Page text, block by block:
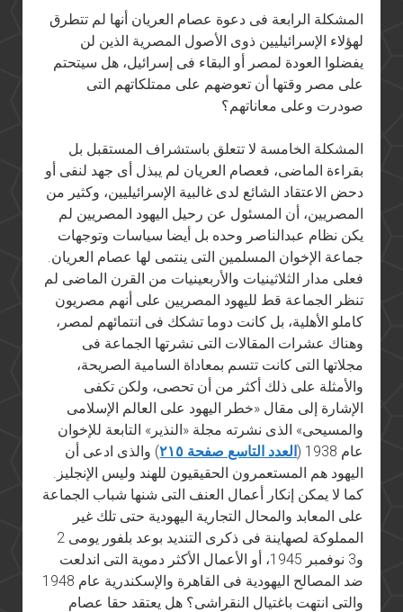
المشكلة الرابعة فى دعوة عصام العريان أنها لم تتطرق
لهؤلاء الإسرائيليين ذوى الأصول المصرية الذين لن
يفضلوا العودة لمصر أو البقاء فى إسرائيل، هل سيتحتم
على مصر وقتها أن تعوضهم على ممتلكاتهم التى
صودرت وعلى معاناتهم؟
المشكلة الخامسة لا تتعلق باستشراف المستقبل بل
بقراءة الماضى، فعصام العريان لم يبذل أى جهد لنفى أو
دحض الاعتقاد الشائع لدى غالبية الإسرائيليين، وكثير من
المصريين، أن المسئول عن رحيل اليهود المصريين لم
يكن نظام عبدالناصر وحده بل أيضا سياسات وتوجهات
جماعة الإخوان المسلمين التى ينتمى لها عصام العريان.
فعلى مدار الثلاثينيات والأربعينيات من القرن الماضى لم
تنظر الجماعة قط لليهود المصريين على أنهم مصريون
كاملو الأهلية، بل كانت دوما تشكك فى انتمائهم لمصر،
وهناك عشرات المقالات التى نشرتها الجماعة فى
مجلاتها التى كانت تتسم بمعاداة السامية الصريحة،
والأمثلة على ذلك أكثر من أن تحصى، ولكن تكفى
الإشارة إلى مقال «خطر اليهود على العالم الإسلامى
والمسيحى» الذى نشرته مجلة «النذير» التابعة للإخوان
عام 1938 (
العدد التاسع صفحة ٢١٥
) والذى ادعى أن
اليهود هم المستعمرون الحقيقيون للهند وليس الإنجليز.
كما لا يمكن إنكار أعمال العنف التى شنها شباب الجماعة
على المعابد والمحال التجارية اليهودية حتى تلك غير
المملوكة لصهاينة فى ذكرى التنديد بوعد بلفور يومى 2
و3 نوفمبر 1945، أو الأعمال الأكثر دموية التى اندلعت
ضد المصالح اليهودية فى القاهرة والإسكندرية عام 1948
والتى انتهت باغتيال النقراشى؟ هل يعتقد حقا عصام